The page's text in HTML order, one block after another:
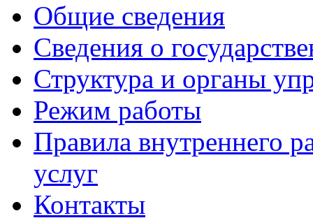
Общие сведения
Сведения о
Структура и органы
Режим работы
Правила внутреннего
услуг
Контакты